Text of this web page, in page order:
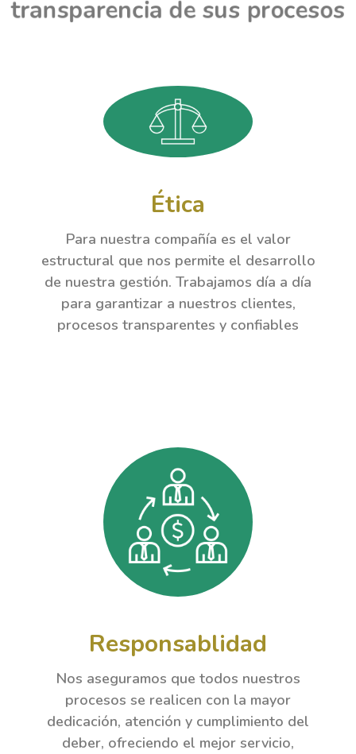
transparencia de sus procesos
Ética
Para nuestra compañía es el valor
estructural que nos permite el desarrollo
de nuestra gestión. Trabajamos día a día
para garantizar a nuestros clientes,
procesos transparentes y confiables
Responsablidad
Nos aseguramos que todos nuestros
procesos se realicen con la mayor
dedicación, atención y cumplimiento del
deber, ofreciendo el mejor servicio,